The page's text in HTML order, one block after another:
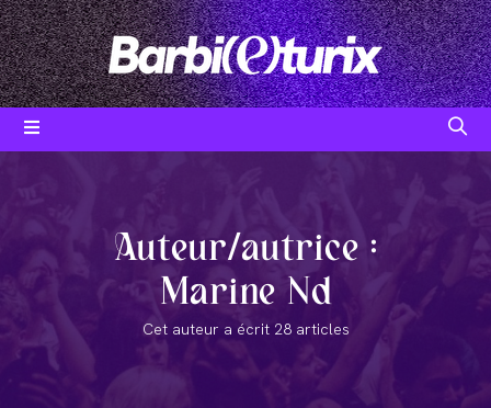
Skip
to
content
Auteur/autrice :
Marine Nd
Cet auteur a écrit 28 articles